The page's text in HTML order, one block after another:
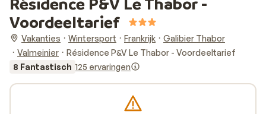
Voordeeltarief
Vakanties Wintersport Frankrijk
Galibier Thabor
Valmeinier
Résidence P&V Le Thabor - Voordeeltarief
8 Fantastisch 125 ervaringen